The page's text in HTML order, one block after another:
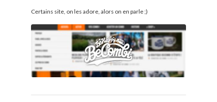
Certains site, on les adore, alors on en parle ;)